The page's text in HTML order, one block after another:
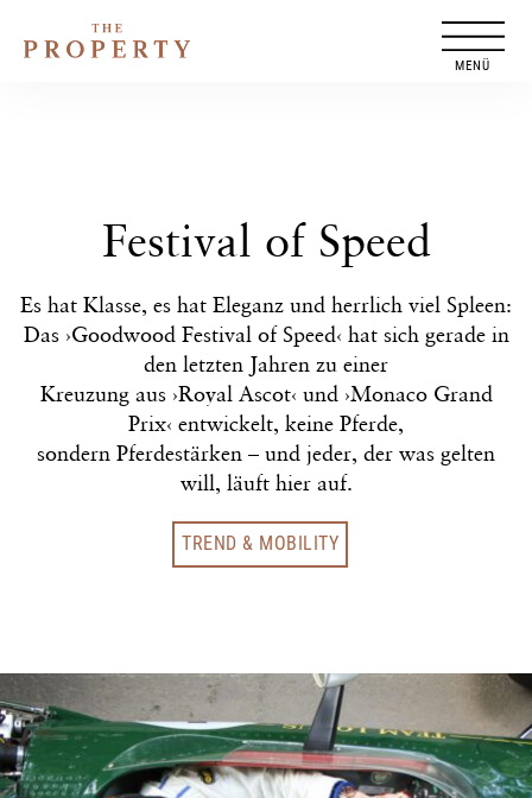
Inhalt
Festival of Speed
Es hat Klasse, es hat Eleganz und herrlich viel Spleen:
Das ›Goodwood Festival of Speed‹ hat sich gerade in
den letzten Jahren zu einer
Kreuzung aus ›Royal Ascot‹ und ›Monaco Grand
Prix‹ entwickelt, keine Pferde,
sondern Pferdestärken – und jeder, der was gelten
will, läuft hier auf.
TREND & MOBILITY